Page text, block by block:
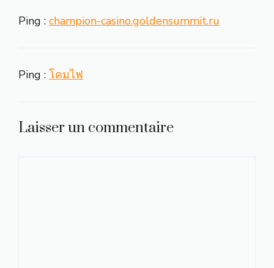
Ping : champion-casino.goldensummit.ru
Ping : โคมไฟ
Laisser un commentaire